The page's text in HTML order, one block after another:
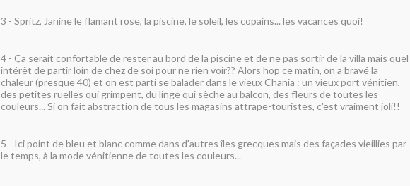
3 - Spritz, Janine le flamant rose, la piscine, le soleil, les copains... les vacances quoi!
4 - Ça serait confortable de rester au bord de la piscine et de ne pas sortir de la villa mais quel
intérêt de partir loin de chez de soi pour ne rien voir?? Alors hop ce matin, on a bravé la
chaleur (presque 40) et on est parti se balader dans le vieux Chania : un vieux port vénitien,
des petites ruelles qui grimpent, du linge qui sèche au balcon, des fleurs de toutes les
couleurs... Si on fait abstraction de tous les magasins attrape-touristes, c'est vraiment joli!!
5 - Ici point de bleu et blanc comme dans d'autres îles grecques mais des façades vieillies par
le temps, à la mode vénitienne de toutes les couleurs...